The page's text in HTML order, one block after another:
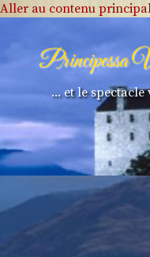
Aller au contenu
Principessa
... et le spectacle